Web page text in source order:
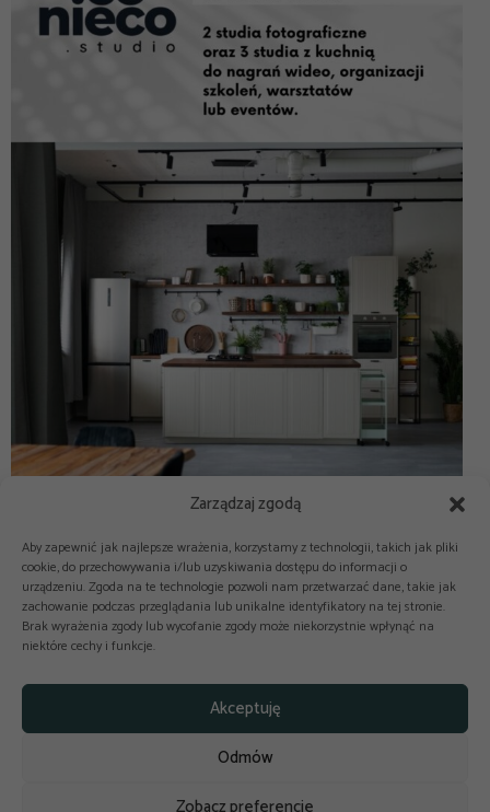
Zarządzaj zgodą
Aby zapewnić jak najlepsze wrażenia, korzystamy z technologii, takich jak pliki
cookie, do przechowywania i/lub uzyskiwania dostępu do informacji o
urządzeniu. Zgoda na te technologie pozwoli nam przetwarzać dane, takie jak
zachowanie podczas przeglądania lub unikalne identyfikatory na tej stronie.
Brak wyrażenia zgody lub wycofanie zgody może niekorzystnie wpłynąć na
niektóre cechy i funkcje.
Akceptuję
Odmów
Zobacz preferencje
Copyright © 2025-2026 odkuchni.co
Polityka prywatności
Regulamin
Reklama
Polityka cookies